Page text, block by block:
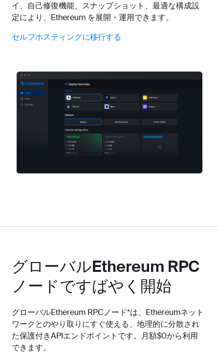
イ、自己修復機能、スナップショット、最適な構成設
定により、Ethereum を展開・運用できます。
セルフホスティングに移行する
グローバルEthereum RPC
ノードですばやく開始
グローバルEthereum RPCノード*は、Ethereumネット
ワークとのやり取りにすぐ使える、地理的に分散され
た保護付きAPIエンドポイントです。月額$0から利用
できます。